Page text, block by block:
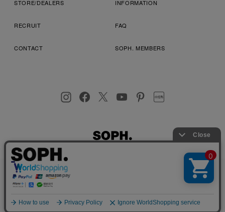
STORE/DEALERS INFORMATION
RECRUIT FAQ
CONTACT SOPH. MEMBERS
プライバシーポリシー
店舗受取サービス
お客様により良いサービスを提供するため、cookie(クッキー)を
使用することがございます。 詳しくは
プライバシーポリシーを
ご確認ください。
OK